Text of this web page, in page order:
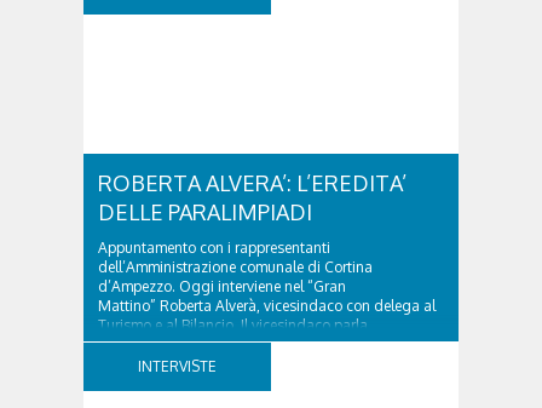
ROBERTA ALVERA’: L’EREDITA’
DELLE PARALIMPIADI
Appuntamento con i rappresentanti
dell’Amministrazione comunale di Cortina
d’Ampezzo. Oggi interviene nel “Gran
Mattino” Roberta Alverà, vicesindaco con delega al
Turismo e al Bilancio. Il vicesindaco parla
dell'eredità delle Paralimpiadi Milano Cortina 2026,
di accessibilità e di come...
INTERVISTE